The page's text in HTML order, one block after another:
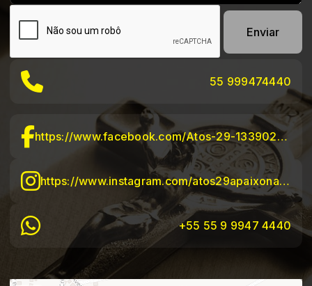
Enviar
55 999474440
https://www.facebook.com/Atos-29-1339023032869819/?hc_ref=ARQhnl9Dbj-TU9mAUC09azMjgP87bDr7rLSvJtZag72o-9L4-d4kOtlg12TSbuboV-M
https://www.instagram.com/atos29apaixonadosporcristo/?hl=pt-br
+55 55 9 9947 4440